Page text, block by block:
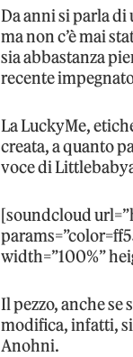
Da anni si parla
ma non c’è mai
sia abbastanza
recente
La LuckyMe,
creata, a quanto
voce di
[soundcloud
width=”100%”
Il pezzo, anche se
modifica, infatti,
Anohni.